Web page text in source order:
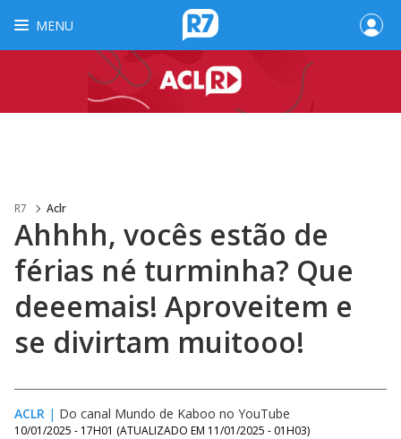
MENU
R7 Aclr
Ahhhh, vocês estão de
férias né turminha? Que
deeemais! Aproveitem e
se divirtam muitooo!
ACLR | Do canal Mundo de Kaboo no YouTube
10/01/2025 - 17H01 (ATUALIZADO EM 11/01/2025 - 01H03)